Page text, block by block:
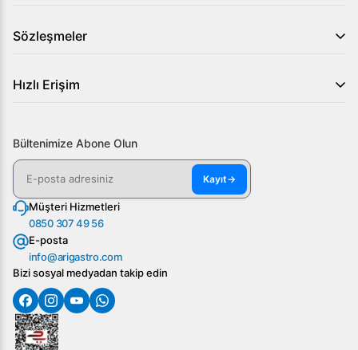
Sözleşmeler
Hızlı Erişim
Bültenimize Abone Olun
Kayıt→
Müşteri Hizmetleri
0850 307 49 56
E-posta
info@arigastro.com
Bizi sosyal medyadan takip edin